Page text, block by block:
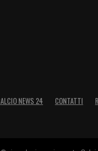
NEWS 24 CONTATTI